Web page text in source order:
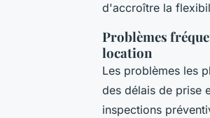
d'accroître la
Problèmes
location
Les problèmes les
des délais de prise
inspections